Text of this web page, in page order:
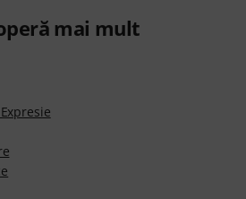
mai mult